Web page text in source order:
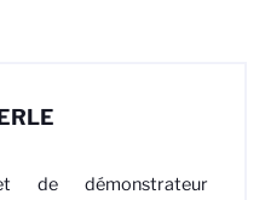
de démonstrateur